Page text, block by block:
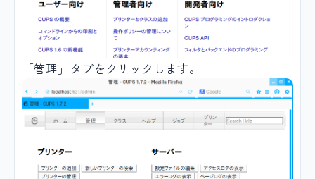
「管理」タブをクリックします。